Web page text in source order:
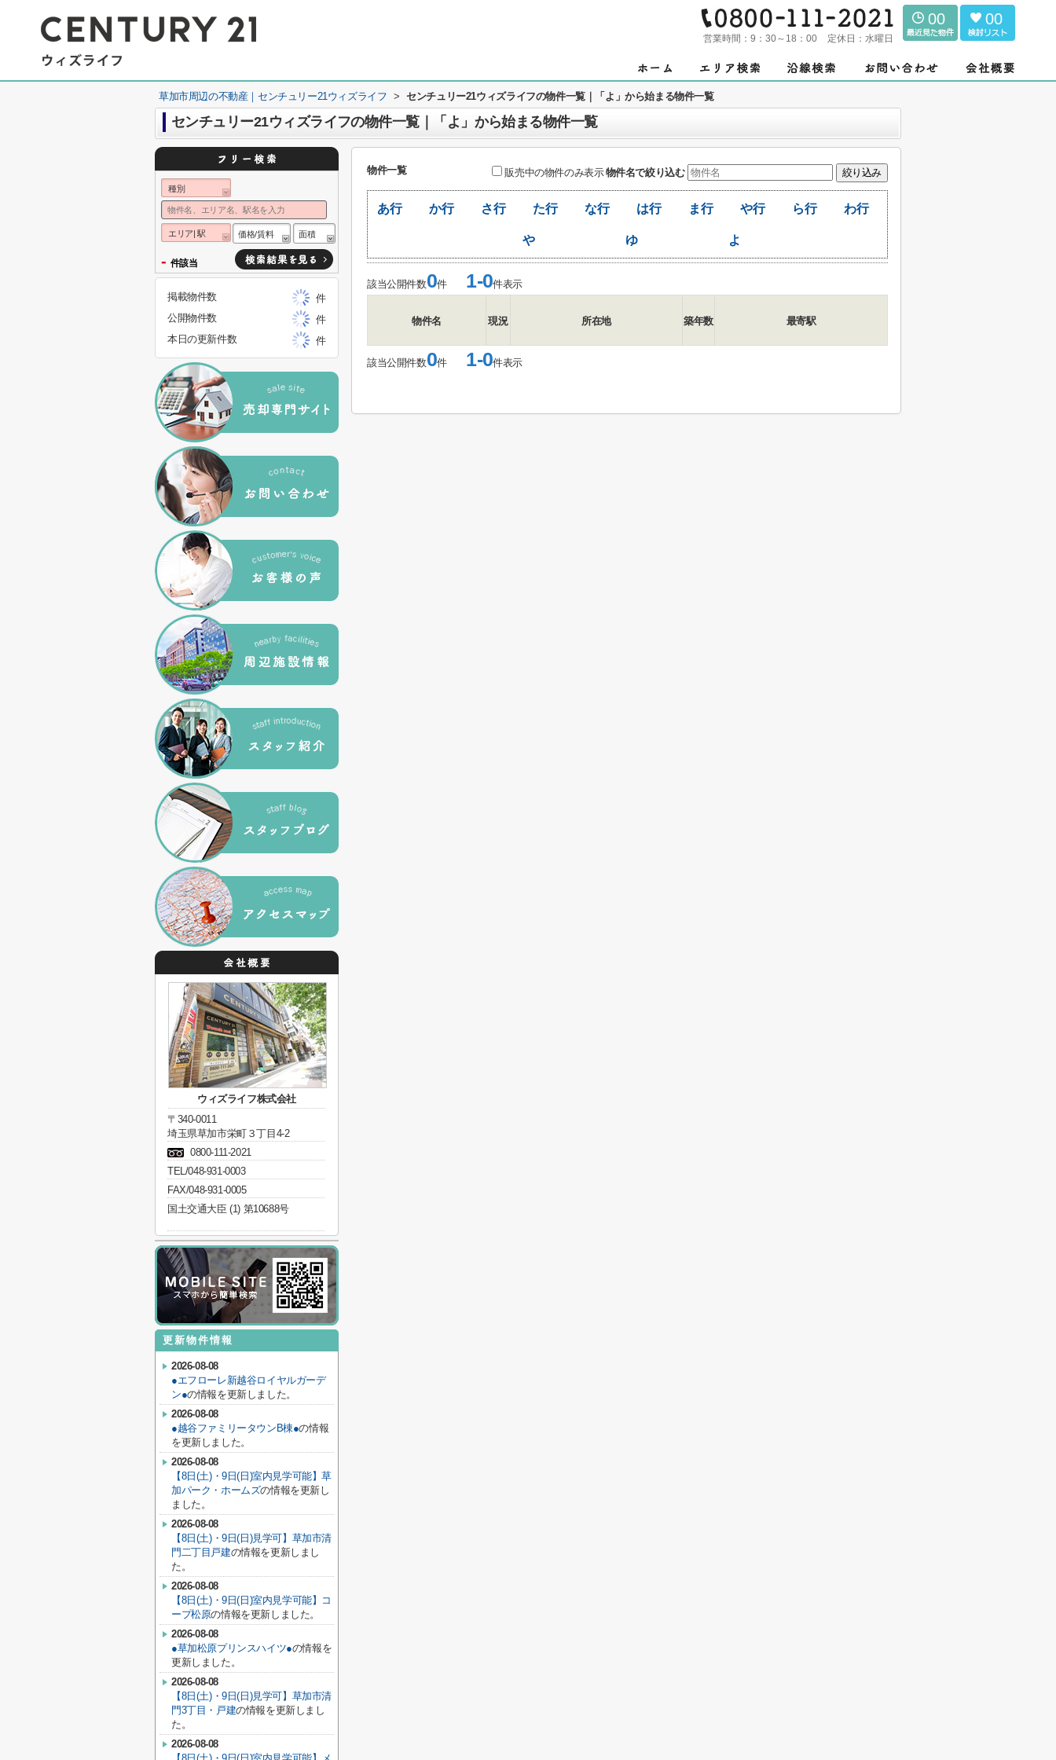
営業時間： 9：30～18：00 定休日： 水曜日
00 00
草加市周辺の不動産｜センチュリー21ウィズライフ > センチュリー21ウィズライフの物件一覧｜「よ」から始まる物件一覧
センチュリー21ウィズライフの物件一覧｜「よ」から始まる物件一覧
物件一覧 販売中の物件のみ表示物件名で絞り込む
あ行 か行 さ行 た行 な行 は行 ま行 や行 ら行 わ行
や ゆ よ
該当公開件数0件1-0件表示
物件名 現況 所在地 築年数 最寄駅
該当公開件数0件1-0件表示
種別
エリア| 駅 価格/賃料 面積
- 件該当
掲載物件数
件
公開物件数
件
本日の更新件数
件
ウィズライフ株式会社
〒340-0011
埼玉県草加市栄町３丁目4-2
0800-111-2021
TEL/048-931-0003
FAX/048-931-0005
国土交通大臣 (1) 第10688号
更新物件情報
2026-08-08
●エフローレ新越谷ロイヤルガーデ
ン●の情報を更新しました。
2026-08-08
●越谷ファミリータウンB棟●の情報
を更新しました。
2026-08-08
【8日(土)・9日(日)室内見学可能】草
加パーク・ホームズの情報を更新し
ました。
2026-08-08
【8日(土)・9日(日)見学可】草加市清
門二丁目戸建の情報を更新しまし
た。
2026-08-08
【8日(土)・9日(日)室内見学可能】コ
ープ松原の情報を更新しました。
2026-08-08
●草加松原プリンスハイツ●の情報を
更新しました。
2026-08-08
【8日(土)・9日(日)見学可】草加市清
門3丁目・戸建の情報を更新しまし
た。
2026-08-08